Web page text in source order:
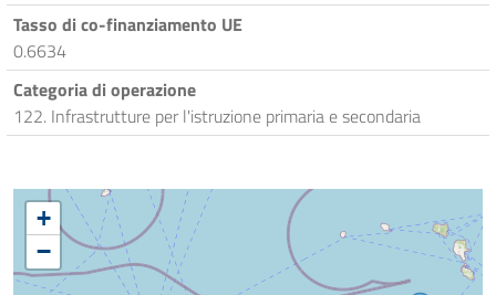
Tasso di co-finanziamento UE
0.6634
Categoria di operazione
122. Infrastrutture per l'istruzione primaria e secondaria
+
−